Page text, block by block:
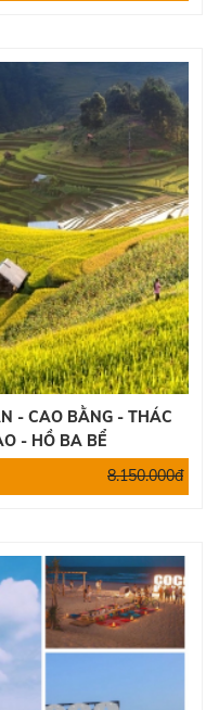
- CAO BẰNG - THÁC
- HỒ BA BỂ
8.150.000đ